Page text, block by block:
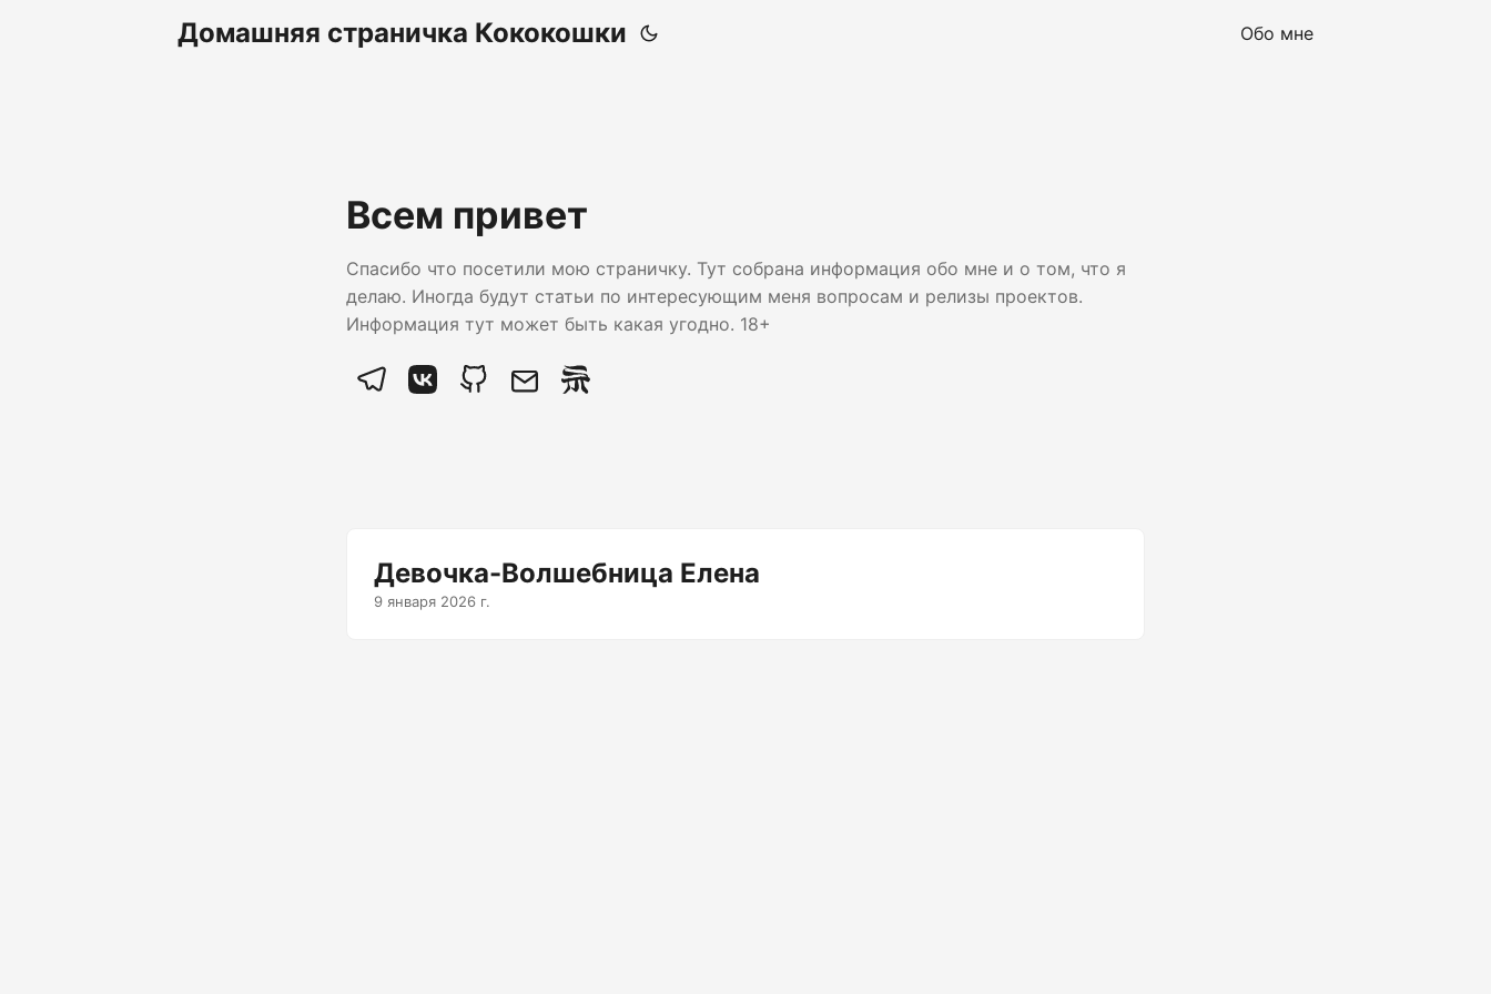
Домашняя страничка Кококошки Обо мне
Всем привет
Спасибо что посетили мою страничку. Тут собрана информация обо мне и о том, что я
делаю. Иногда будут статьи по интересующим меня вопросам и релизы проектов.
Информация тут может быть какая угодно. 18+
Девочка-Волшебница Елена
9 января 2026 г.